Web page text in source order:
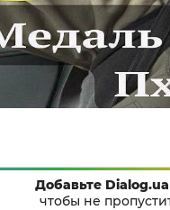
Добавьте
чтобы не